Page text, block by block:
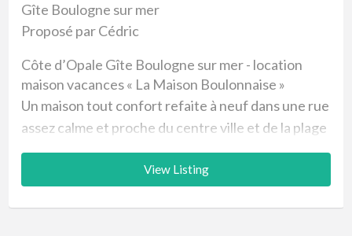
Gîte Boulogne sur mer
Proposé par Cédric
Côte d’Opale Gîte Boulogne sur mer - location
maison vacances « La Maison Boulonnaise »
Un maison tout confort refaite à neuf dans une rue
assez calme et proche du centre ville et de la plage
avec Nausicaa.
Adresse : 24 rue de Wimille 62200 Boulogne sur
mer – France
View Listing